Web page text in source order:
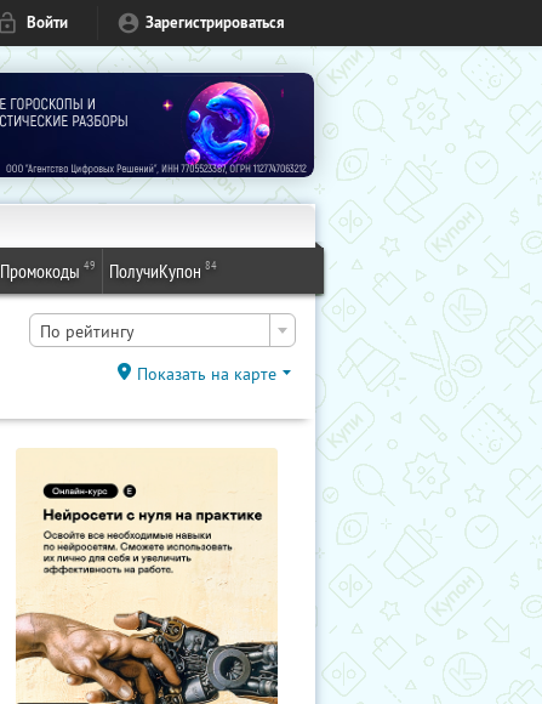
Войти Зарегистрироваться
Промокоды 49 ПолучиКупон 84
По рейтингу
Показать на карте